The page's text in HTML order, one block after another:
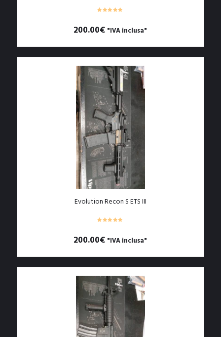
200.00€ "IVA inclusa"
Evolution Recon S ETS III
200.00€ "IVA inclusa"